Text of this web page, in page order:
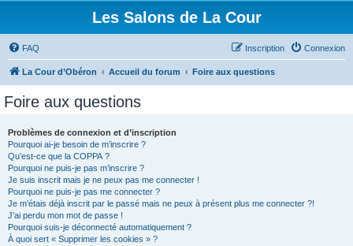
Les Salons de La Cour
FAQ Connexion
Inscription
La Cour d’Obéron Accueil du forum Foire aux questions
Foire aux questions
Problèmes de connexion et d’inscription
Pourquoi ai-je besoin de m’inscrire ?
Qu’est-ce que la COPPA ?
Pourquoi ne puis-je pas m’inscrire ?
Je suis inscrit mais je ne peux pas me connecter !
Pourquoi ne puis-je pas me connecter ?
Je m’étais déjà inscrit par le passé mais ne peux à présent plus me connecter ?!
J’ai perdu mon mot de passe !
Pourquoi suis-je déconnecté automatiquement ?
À quoi sert « Supprimer les cookies » ?